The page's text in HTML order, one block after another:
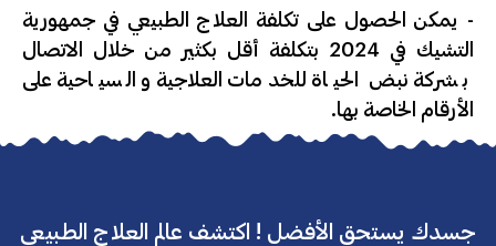
- يمكن الحصول على تكلفة العلاج الطبيعي في جمهورية
التشيك في 2024 بتكلفة أقل بكثير من خلال الاتصال
بشركة نبض الحياة للخدمات العلاجية و السياحية على
الأرقام الخاصة بها.
جسدك يستحق الأفضل ! اكتشف عالم العلاج الطبيعي